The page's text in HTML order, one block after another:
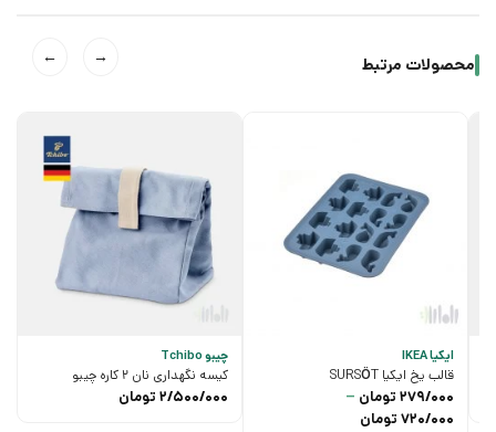
محصولات مرتبط →
←
ایکیا IKEA
قالب یخ ایکیا SURSÖT
279/000 تومان –
720/000 تومان
چیبو Tchibo
کیسه نگهداری نان 2 کاره چیبو
2/500/000 تومان